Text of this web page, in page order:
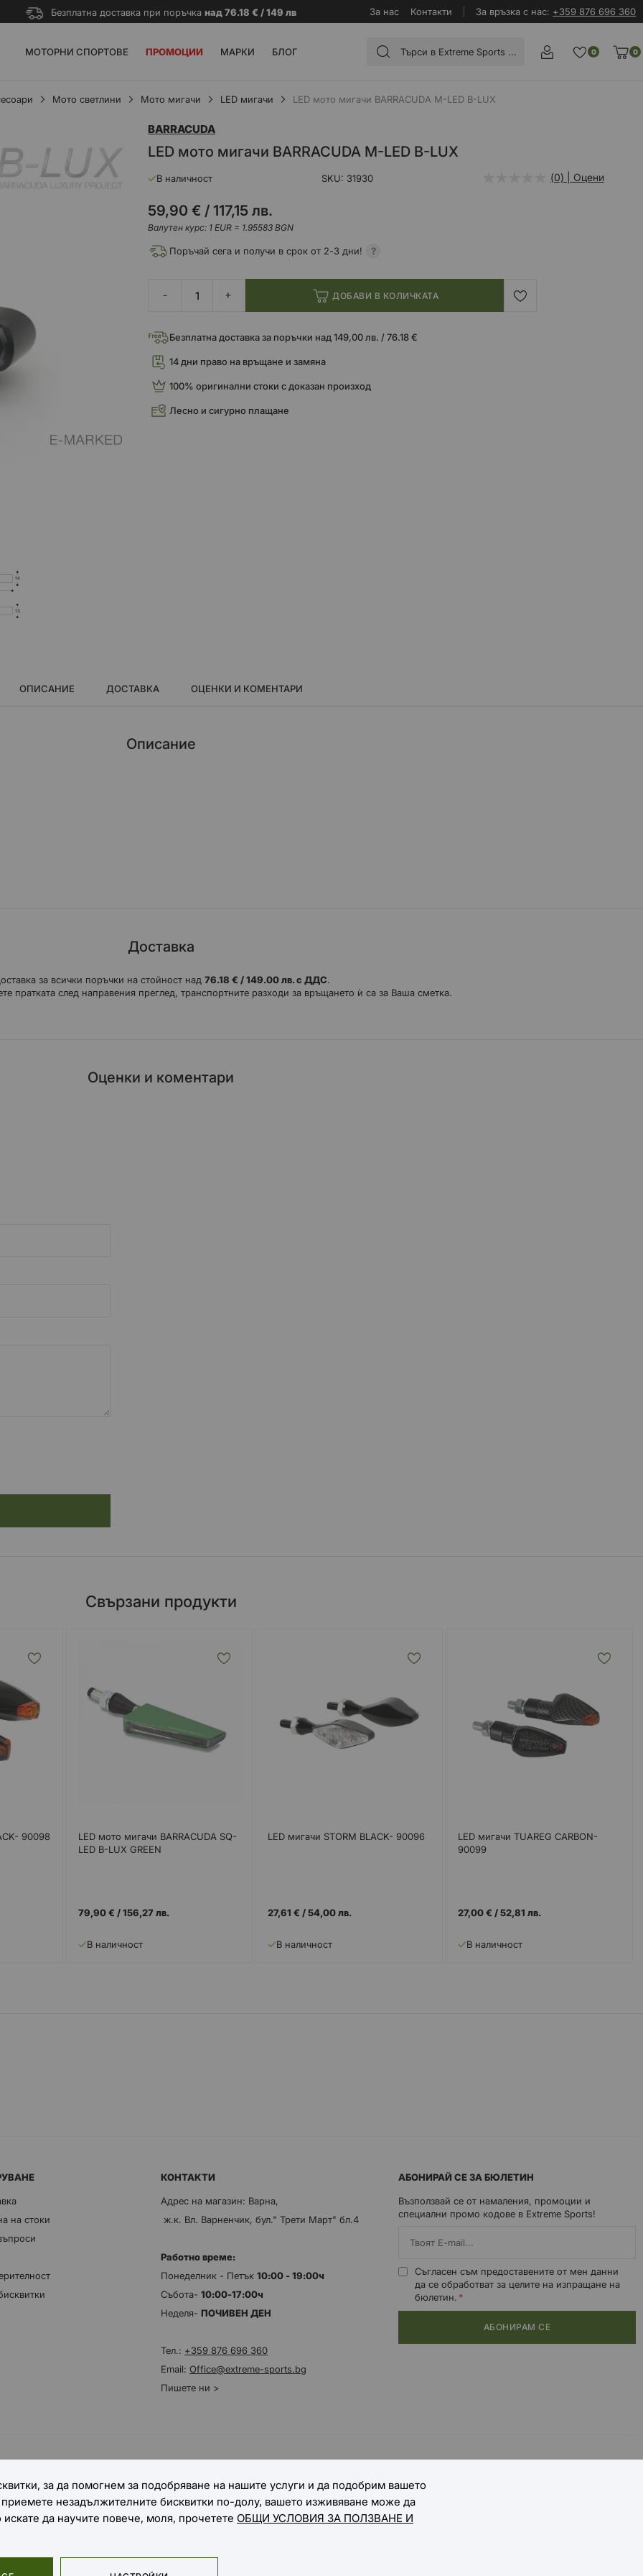
Безплатна доставка при поръчка над 76.18 € / 149 лв За нас Контакти За връзка с нас: +359 876 696 360
МОТОРНИ СПОРТОВЕ ПРОМОЦИИ МАРКИ БЛОГ 0
0
Мото светлини Мото мигачи LED мигачи LED мото мигачи BARRACUDA M-LED B-LUX
LED мото мигачи BARRACUDA M-LED B-LUX
BARRACUDA
В наличност SKU 31930 (0) | Оцени
59,90 € /117,15 лв.
Валутен курс: 1 EUR = 1.95583 BGN
Поръчай сега и получи в срок от 2-3 дни!
ДОБАВИ В КОЛИЧКАТА
Безплатна доставка за поръчки над 149,00 лв. / 76.18 €
14 дни право на връщане и замяна
100% оригинални стоки с доказан произход
Лесно и сигурно плащане
ОПИСАНИЕ ДОСТАВКА ОЦЕНКИ И КОМЕНТАРИ
Описание
в АЛУМИНИЙ.
Доставка
за всички поръчки на стойност над 76.18 € / 149.00 лв. с ДДС.
пратката след направения преглед, транспортните разходи за връщането ѝ са за Ваша сметка.
Оценки и коментари
Свързани продукти
90098
LED мото мигачи BARRACUDA SQ-
LED B-LUX GREEN
79,90 € /156,27 лв.
В наличност
LED мигачи STORM BLACK- 90096
27,61 € /54,00 лв.
В наличност
LED мигачи TUAREG CARBON-
90099
27,00 € /52,81 лв.
В наличност
на стоки
КОНТАКТИ
Адрес на магазин: Варна,
ж.к. Вл. Варненчик, бул." Трети Март" бл.4
Работно време:
Понеделник - Петък 10:00 - 19:00ч
Събота- 10:00-17:00ч
Неделя- ПОЧИВЕН ДЕН
Тел.: +359 876 696 360
Email: Office@extreme-sports.bg
Пишете ни >
АБОНИРАЙ СЕ ЗА БЮЛЕТИН
Възползвай се от намаления, промоции и
специални промо кодове в Extreme Sports!
Съгласен съм предоставените от мен данни
да се обработват за целите на изпращане на
бюлетин.
АБОНИРАМ СЕ
НАЧИНИ НА ДОСТАВКА
за да помогнем за подобряване на нашите услуги и да подобрим вашето
незадължителните бисквитки по-долу, вашето изживяване може да
искате да научите повече, моля, прочетете ОБЩИ УСЛОВИЯ ЗА ПОЛЗВАНЕ И